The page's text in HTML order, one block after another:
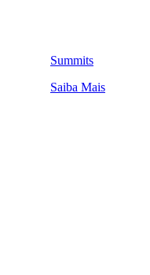
Summits
Saiba Mais